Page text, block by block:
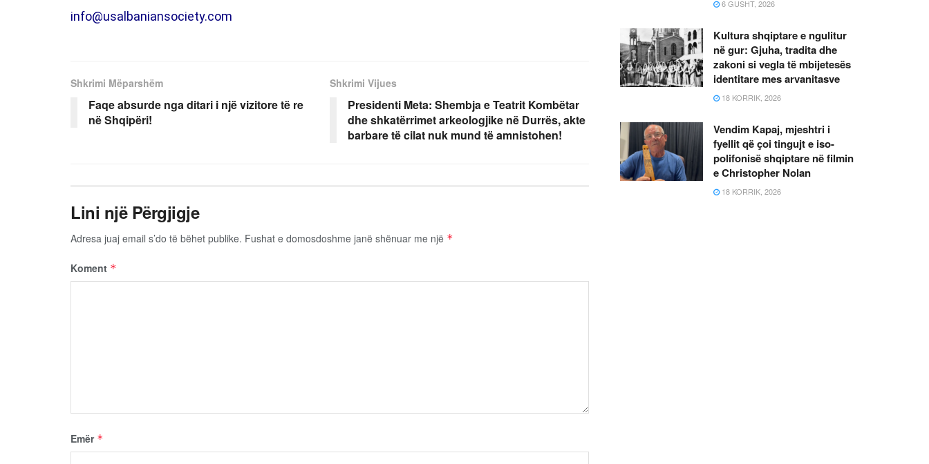
info@usalbaniansociety.com
Shkrimi Mëparshëm
Faqe absurde nga ditari i një vizitore të re
në Shqipëri!
Shkrimi Vijues
Presidenti Meta: Shembja e Teatrit Kombëtar
dhe shkatërrimet arkeologjike në Durrës, akte
barbare të cilat nuk mund të amnistohen!
Lini një Përgjigje
Adresa juaj email s’do të bëhet publike. Fushat e domosdoshme janë shënuar me një *
Koment *
Emër *
6 GUSHT, 2026
Kultura shqiptare e ngulitur
në gur: Gjuha, tradita dhe
zakoni si vegla të mbijetesës
identitare mes arvanitasve
18 KORRIK, 2026
Vendim Kapaj, mjeshtri i
fyellit që çoi tingujt e iso-
polifonisë shqiptare në filmin
e Christopher Nolan
18 KORRIK, 2026